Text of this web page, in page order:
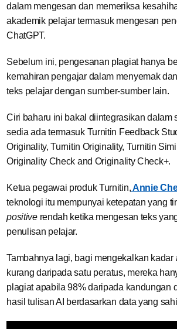
dalam mengesan dan memeriksa
akademik pelajar termasuk mengesan
ChatGPT.
Sebelum ini, pengesanan plagiat hanya
kemahiran pengajar dalam menyemak
teks pelajar dengan sumber-sumber lain.
Ciri baharu ini bakal diintegrasikan dalam
sedia ada termasuk Turnitin Feedback
Originality, Turnitin Originality, Turnitin
Originality Check and Originality Check+.
Ketua pegawai produk Turnitin,Annie
teknologi itu mempunyai ketepatan yang
positiverendah ketika mengesan teks
penulisan pelajar.
Tambahnya lagi, bagi mengekalkan kadar
kurang daripada satu peratus, mereka
plagiat apabila 98% daripada kandungan
hasil tulisan AI berdasarkan data yang